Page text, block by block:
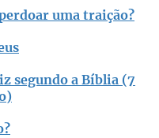
uma traição?
segundo a Bíblia (7